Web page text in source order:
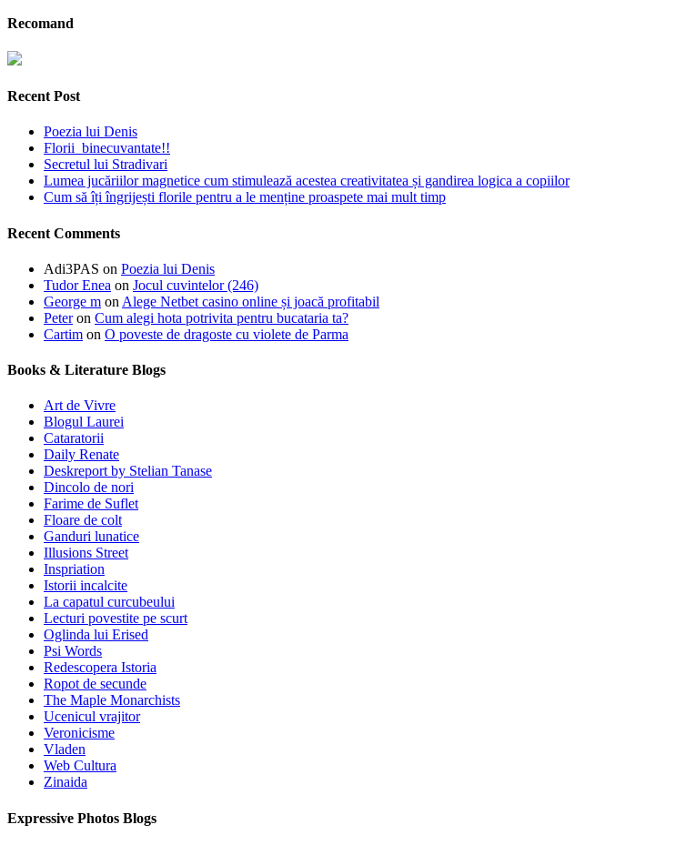
Recomand
Recent Post
Poezia lui Denis
Florii binecuvantate!!
Secretul lui Stradivari
Lumea jucăriilor magnetice cum stimulează acestea creativitatea și gandirea logica a copiilor
Cum să îți îngrijești florile pentru a le menține proaspete mai mult timp
Recent Comments
Adi3PAS on Poezia lui Denis
Tudor Enea on Jocul cuvintelor (246)
George m on Alege Netbet casino online și joacă profitabil
Peteron Cum alegi hota potrivita pentru bucataria ta?
Cartim on O poveste de dragoste cu violete de Parma
Books & Literature Blogs
Art de Vivre
Blogul Laurei
Cataratorii
Daily Renate
Deskreport by Stelian Tanase
Dincolo de nori
Farime de Suflet
Floare de colt
Ganduri lunatice
Illusions Street
Inspriation
Istorii incalcite
La capatul curcubeului
Lecturi povestite pe scurt
Oglinda lui Erised
Psi Words
Redescopera Istoria
Ropot de secunde
The Maple Monarchists
Ucenicul vrajitor
Veronicisme
Vladen
Web Cultura
Zinaida
Expressive Photos Blogs